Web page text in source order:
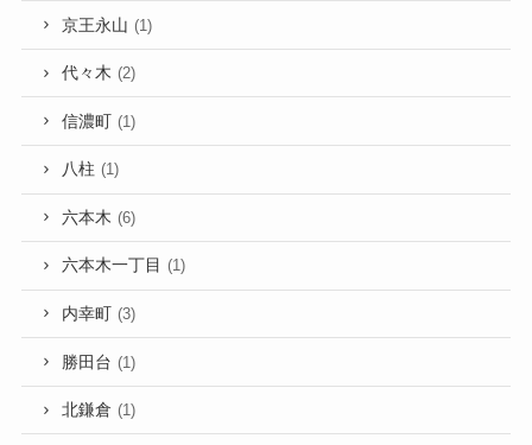
京王永山 (1)
代々木 (2)
信濃町 (1)
八柱 (1)
六本木 (6)
六本木一丁目 (1)
内幸町 (3)
勝田台 (1)
北鎌倉 (1)